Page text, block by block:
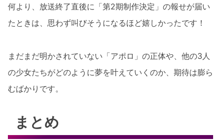
何より、放送終了直後に「第2期制作決定」の報せが届い
たときは、思わず叫びそうになるほど嬉しかったです！
まだまだ明かされていない「アポロ」の正体や、他の3人
の少女たちがどのように夢を叶えていくのか、期待は膨ら
むばかりです。
まとめ